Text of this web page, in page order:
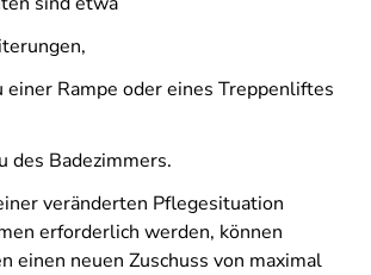
einer Rampe oder eines Treppenliftes
des Badezimmers.
veränderten Pflegesituation
erforderlich werden, können
einen neuen Zuschuss von maximal